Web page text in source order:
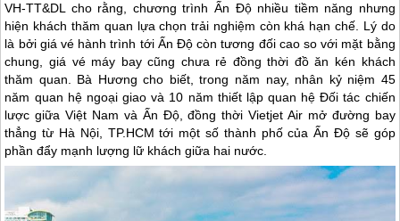
VH-TT&DL cho rằng, chương trình Ấn Độ nhiều tiềm năng nhưng
hiện khách thăm quan lựa chọn trải nghiệm còn khá hạn chế. Lý do
là bởi giá vé hành trình tới Ấn Độ còn tương đối cao so với mặt bằng
chung, giá vé máy bay cũng chưa rẻ đồng thời đồ ăn kén khách
thăm quan. Bà Hương cho biết, trong năm nay, nhân kỷ niệm 45
năm quan hệ ngoại giao và 10 năm thiết lập quan hệ Đối tác chiến
lược giữa Việt Nam và Ấn Độ, đồng thời Vietjet Air mở đường bay
thẳng từ Hà Nội, TP.HCM tới một số thành phố của Ấn Độ sẽ góp
phần đẩy mạnh lượng lữ khách giữa hai nước.